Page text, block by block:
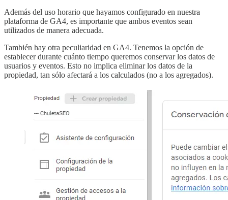
Además del uso horario que hayamos configurado en nuestra
plataforma de GA4, es importante que ambos eventos sean
utilizados de manera adecuada.
También hay otra peculiaridad en GA4. Tenemos la opción de
establecer durante cuánto tiempo queremos conservar los datos de
usuarios y eventos. Esto no implica eliminar los datos de la
propiedad, tan sólo afectará a los calculados (no a los agregados).